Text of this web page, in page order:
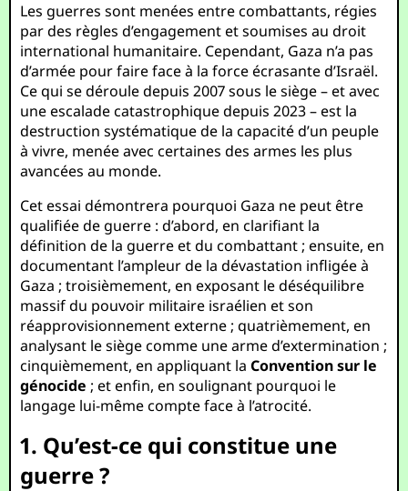
Les guerres sont menées entre combattants, régies
par des règles d’engagement et soumises au droit
international humanitaire. Cependant, Gaza n’a pas
d’armée pour faire face à la force écrasante d’Israël.
Ce qui se déroule depuis 2007 sous le siège – et avec
une escalade catastrophique depuis 2023 – est la
destruction systématique de la capacité d’un peuple
à vivre, menée avec certaines des armes les plus
avancées au monde.
Cet essai démontrera pourquoi Gaza ne peut être
qualifiée de guerre : d’abord, en clarifiant la
définition de la guerre et du combattant ; ensuite, en
documentant l’ampleur de la dévastation infligée à
Gaza ; troisièmement, en exposant le déséquilibre
massif du pouvoir militaire israélien et son
réapprovisionnement externe ; quatrièmement, en
analysant le siège comme une arme d’extermination ;
cinquièmement, en appliquant laConvention sur le
génocide ; et enfin, en soulignant pourquoi le
langage lui-même compte face à l’atrocité.
1. Qu’est-ce qui constitue une
guerre ?